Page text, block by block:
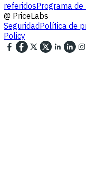
referidosPrograma
@ PriceLabs
SeguridadPolítica de
Policy